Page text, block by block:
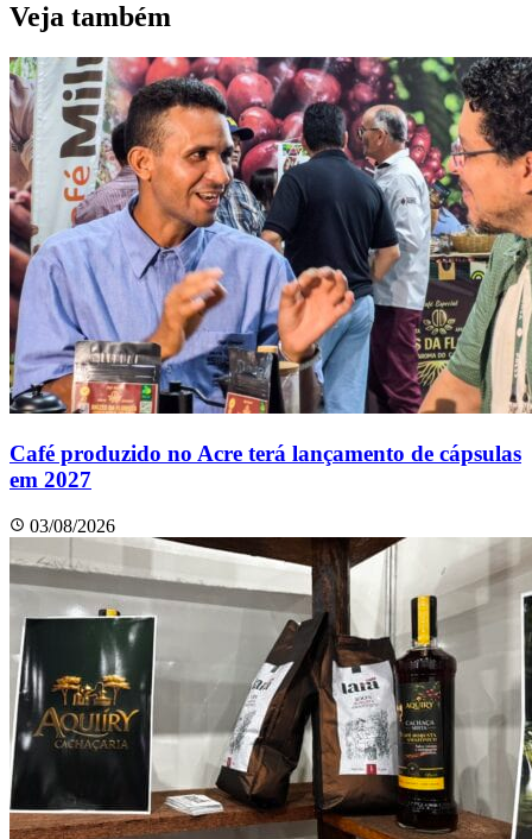
Veja também
Café produzido no Acre terá lançamento de cápsulas
em 2027
03/08/2026